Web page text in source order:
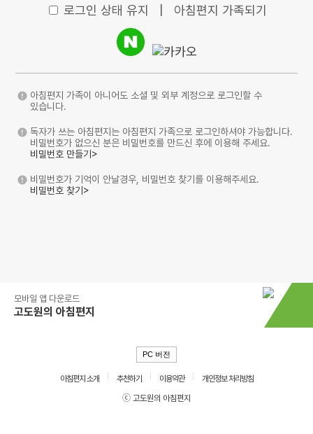
로그인 상태 유지 아침편지 가족되기
아침편지 가족이 아니어도 소셜 및 외부 계정으로 로그인할 수
있습니다.
독자가 쓰는 아침편지는 아침편지 가족으로 로그인하셔야 가능합니다.
비밀번호가 없으신 분은 비밀번호를 만드신 후에 이용해 주세요.
비밀번호 만들기>
비밀번호가 기억이 안날경우, 비밀번호 찾기를 이용해주세요.
비밀번호 찾기>
모바일 앱 다운로드
고도원의 아침편지
PC 버전
아침편지 소개 추천하기 이용약관
개인정보 처리방침
ⓒ 고도원의 아침편지